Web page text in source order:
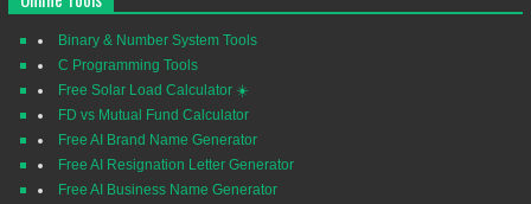
Binary & Number System Tools
C Programming Tools
Free Solar Load Calculator ☀️
FD vs Mutual Fund Calculator
Free AI Brand Name Generator
Free AI Resignation Letter Generator
Free AI Business Name Generator